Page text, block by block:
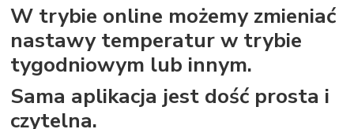
W trybie online możemy zmieniać
nastawy temperatur w trybie
tygodniowym lub innym.
Sama aplikacja jest dość prosta i
czytelna.